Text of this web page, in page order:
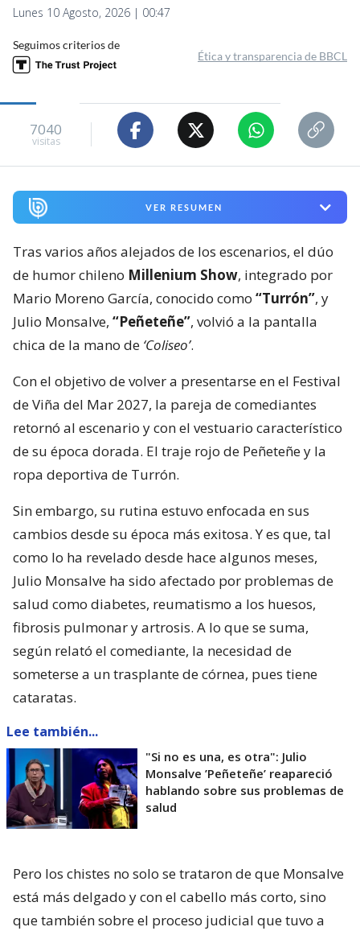
Lunes 10 Agosto, 2026 | 00:47
Seguimos criterios de
Ética y transparencia de BBCL
7040
visitas
VER RESUMEN
Tras varios años alejados de los escenarios, el dúo
de humor chileno Millenium Show, integrado por
Mario Moreno García, conocido como “Turrón”, y
Julio Monsalve, “Peñeteñe”, volvió a la pantalla
chica de la mano de ‘Coliseo’.
Con el objetivo de volver a presentarse en el Festival
de Viña del Mar 2027, la pareja de comediantes
retornó al escenario y con el vestuario característico
de su época dorada. El traje rojo de Peñeteñe y la
ropa deportiva de Turrón.
Sin embargo, su rutina estuvo enfocada en sus
cambios desde su época más exitosa. Y es que, tal
como lo ha revelado desde hace algunos meses,
Julio Monsalve ha sido afectado por problemas de
salud como diabetes, reumatismo a los huesos,
fibrosis pulmonar y artrosis. A lo que se suma,
según relató el comediante, la necesidad de
someterse a un trasplante de córnea, pues tiene
cataratas.
Lee también...
"Si no es una, es otra": Julio
Monsalve ’Peñeteñe’ reapareció
hablando sobre sus problemas de
salud
Pero los chistes no solo se trataron de que Monsalve
está más delgado y con el cabello más corto, sino
que también sobre el proceso judicial que tuvo a